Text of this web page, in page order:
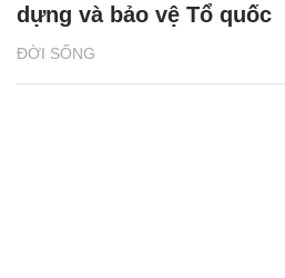
ĐỜI SỐNG
dựng và bảo vệ Tổ quốc